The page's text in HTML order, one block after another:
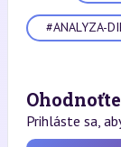
#ANALYZA-
Prihláste sa,